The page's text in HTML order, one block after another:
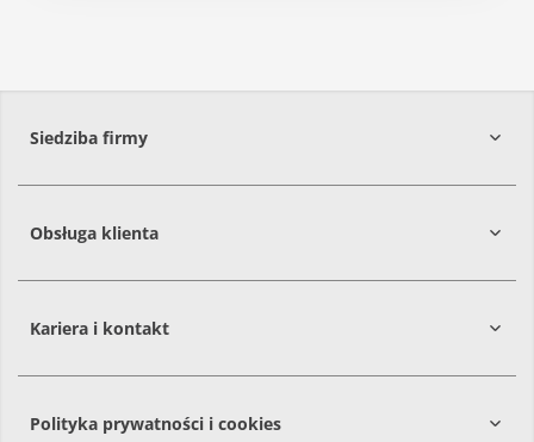
Siedziba firmy
Obsługa klienta
Kariera i kontakt
Polityka prywatności i cookies